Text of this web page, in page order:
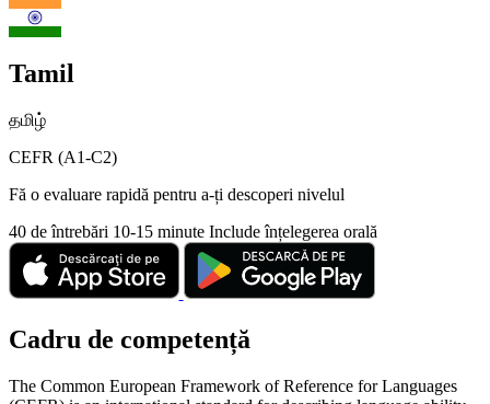
Tamil
தமிழ்
CEFR (A1-C2)
Fă o evaluare rapidă pentru a-ți descoperi nivelul
40 de întrebări 10-15 minute Include înțelegerea orală
Cadru de competență
The Common European Framework of Reference for Languages